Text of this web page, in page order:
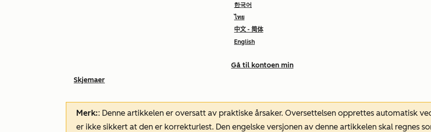
한국어
ไทย
中文 - 简体
English
Gå til kontoen min
Skjemaer
Merk:: Denne artikkelen er oversatt av praktiske årsaker. Oversettelsen opprettes automatisk
er ikke sikkert at den er korrekturlest. Den engelske versjonen av denne artikkelen skal regnes